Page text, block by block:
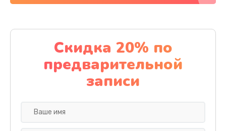
Замена материнской платы
1100 руб.
Заказать
Скидка 20% по
предварительной
записи